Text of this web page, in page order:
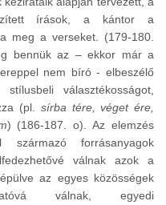
írások, a kántor a
meg a verseket. (179-180.
bennük az – ekkor már a
nem bíró - elbeszélő
választékosságot,
(pl. sírba tére, véget ére,
) (186-187. o). Az elemzés
forrásanyagok
válnak azok a
az egyes közösségek
válnak, egyedi